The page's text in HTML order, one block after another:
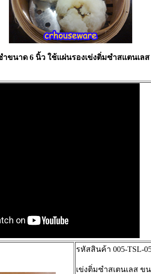
ำขนาด 6 นิ้ว ใช้แผ่นรองเข่งติ่มซำสแตนเล
รหัสสินค้า 005-TSL-
เข่งติ่มซำสเตนเลส ข